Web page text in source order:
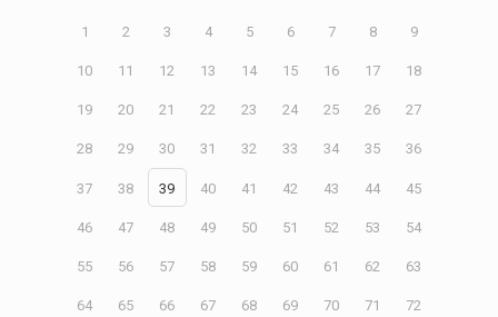
1 2 3 4 5 6 7 8 9
10 11 12 13 14 15 16 17 18
19 20 21 22 23 24 25 26 27
28 29 30 31 32 33 34 35 36
37 38 39 40 41 42 43 44 45
46 47 48 49 50 51 52 53 54
55 56 57 58 59 60 61 62 63
64 65 66 67 68 69 70 71 72